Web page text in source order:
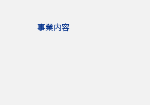
事業内容